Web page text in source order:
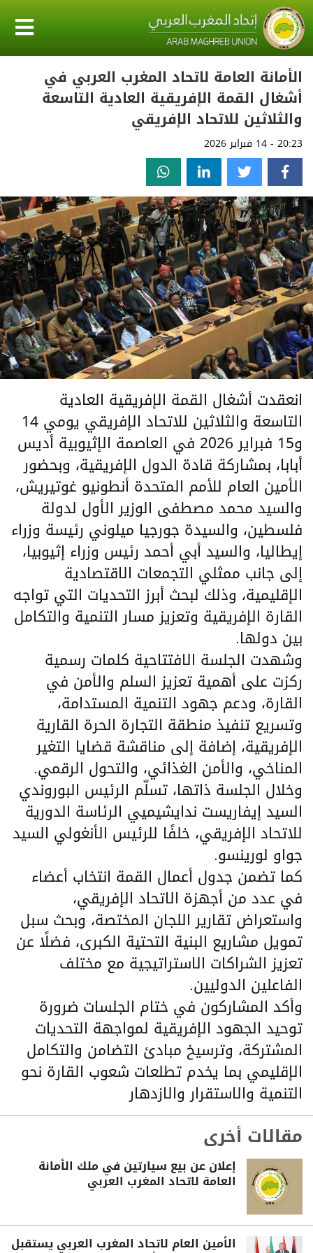
الأمانة العامة لاتحاد المغرب العربي في
أشغال القمة الإفريقية العادية التاسعة
والثلاثين للاتحاد الإفريقي
20:23 - 14 فبراير 2026
انعقدت أشغال القمة الإفريقية العادية
التاسعة والثلاثين للاتحاد الإفريقي يومي 14
و15 فبراير 2026 في العاصمة الإثيوبية أديس
أبابا، بمشاركة قادة الدول الإفريقية، وبحضور
الأمين العام للأمم المتحدة أنطونيو غوتيريش،
والسيد محمد مصطفى الوزير الأول لدولة
فلسطين، والسيدة جورجيا ميلوني رئيسة وزراء
إيطاليا، والسيد أبي أحمد رئيس وزراء إثيوبيا،
إلى جانب ممثلي التجمعات الاقتصادية
الإقليمية، وذلك لبحث أبرز التحديات التي تواجه
القارة الإفريقية وتعزيز مسار التنمية والتكامل
بين دولها.
وشهدت الجلسة الافتتاحية كلمات رسمية
ركزت على أهمية تعزيز السلم والأمن في
القارة، ودعم جهود التنمية المستدامة،
وتسريع تنفيذ منطقة التجارة الحرة القارية
الإفريقية، إضافة إلى مناقشة قضايا التغير
المناخي، والأمن الغذائي، والتحول الرقمي.
وخلال الجلسة ذاتها، تسلّم الرئيس البوروندي
السيد إيفاريست ندايشيميي الرئاسة الدورية
للاتحاد الإفريقي، خلفًا للرئيس الأنغولي السيد
جواو لورينسو.
كما تضمن جدول أعمال القمة انتخاب أعضاء
في عدد من أجهزة الاتحاد الإفريقي،
واستعراض تقارير اللجان المختصة، وبحث سبل
تمويل مشاريع البنية التحتية الكبرى، فضلًا عن
تعزيز الشراكات الاستراتيجية مع مختلف
الفاعلين الدوليين.
وأكد المشاركون في ختام الجلسات ضرورة
توحيد الجهود الإفريقية لمواجهة التحديات
المشتركة، وترسيخ مبادئ التضامن والتكامل
الإقليمي بما يخدم تطلعات شعوب القارة نحو
التنمية والاستقرار والازدهار
مقالات أخرى
إعلان عن بيع سيارتين في ملك الأمانة
العامة لاتحاد المغرب العربي
الأمين العام لاتحاد المغرب العربي يستقبل